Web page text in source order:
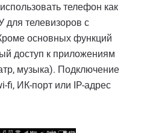
телефон как
для телевизоров с
основных функций
доступ к приложениям
музыка). Подключение
fi, ИК-порт или IP-адрес